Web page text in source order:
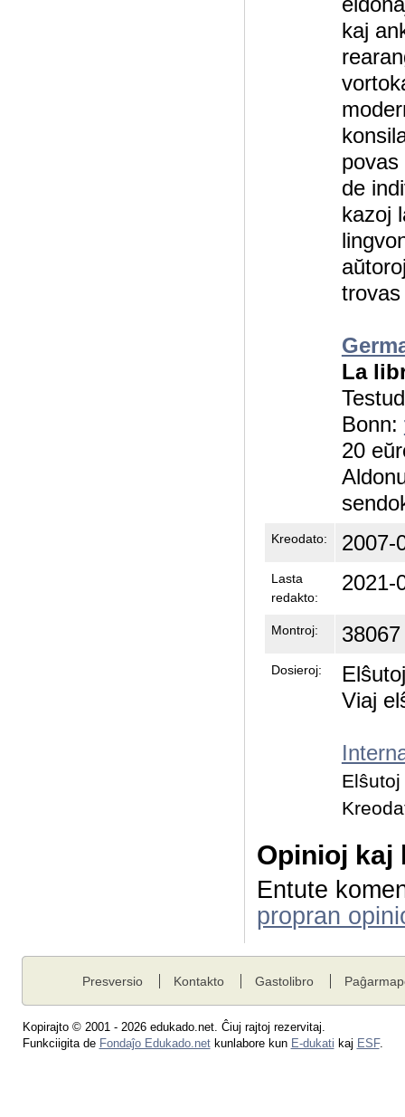
kaj
povas
de
kazoj
La
Bonn:
20
Kreodato: 2007-
Lasta
redakto:
2021-
Montroj: 38067
Dosieroj:
Viaj
Opinioj kaj
Entute
propran
Presversio Kontakto Gastolibro
Kopirajto © 2001 - 2026 edukado.net. Ĉiuj rajtoj rezervitaj.
Funkciigita de Fondaĵo Edukado.netkunlabore kun E-dukati kaj ESF.